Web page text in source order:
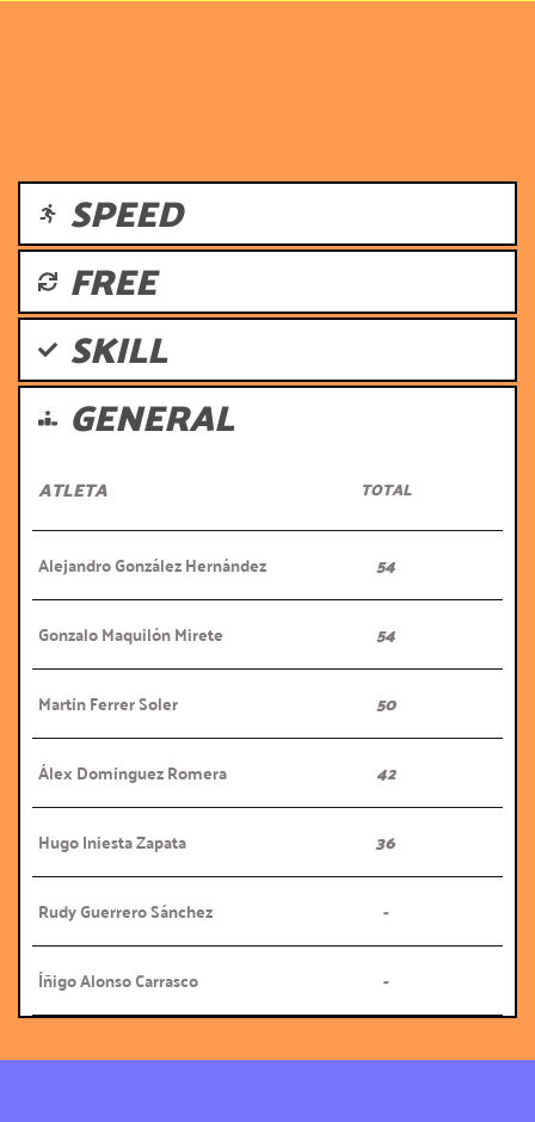
SPEED
FREE
SKILL
GENERAL
ATLETA TOTAL
Alejandro González Hernández 54
Gonzalo Maquilón Mirete 54
Martín Ferrer Soler 50
Álex Domínguez Romera 42
Hugo Iniesta Zapata 36
Rudy Guerrero Sánchez -
Íñigo Alonso Carrasco -